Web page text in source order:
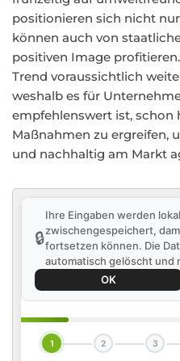
positionieren sich nicht
können auch von
positiven Image
Trend voraussichtlich
weshalb es für
empfehlenswert ist, schon
Maßnahmen zu ergreifen,
und nachhaltig am Markt
🔒
Ihre Eingaben werden
zwischengespeichert,
fortsetzen können. Die
automatisch gelöscht und
OK
1 2 3